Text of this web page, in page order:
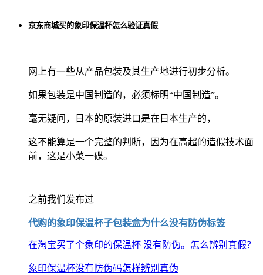
京东商城买的象印保温杯怎么验证真假
网上有一些从产品包装及其生产地进行初步分析。
如果包装是中国制造的，必须标明“中国制造”。
毫无疑问，日本的原装进口是在日本生产的，
这不能算是一个完整的判断，因为在高超的造假技术面
前，这是小菜一碟。
之前我们发布过
代购的象印保温杯子包装盒为什么没有防伪标签
在淘宝买了个象印的保温杯 没有防伪。怎么辨别真假？
象印保温杯没有防伪码怎样辨别真伪